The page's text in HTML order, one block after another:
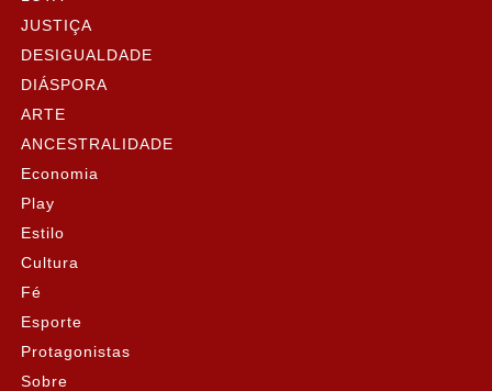
JUSTIÇA
DESIGUALDADE
DIÁSPORA
ARTE
ANCESTRALIDADE
Economia
Play
Estilo
Cultura
Fé
Esporte
Protagonistas
Sobre